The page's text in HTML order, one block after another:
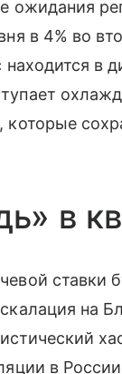
ожидания
в 4% во
находится
в
ставки
на
в